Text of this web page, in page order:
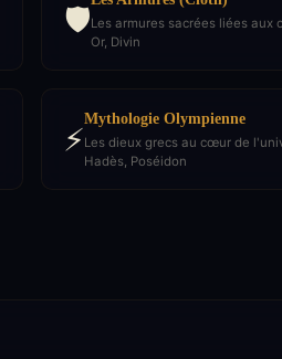
🛡️Les armures sacrées liées
Or, Divin
⚡
Mythologie Olympienne
Les dieux grecs au cœur de
Hadès, Poséidon